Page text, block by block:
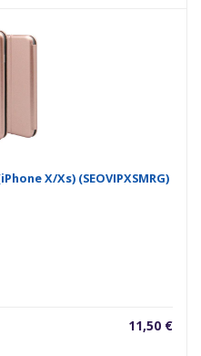
X/Xs) (SEOVIPXSMRG)
11,50 €